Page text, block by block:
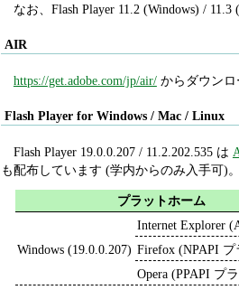
なお、Flash Player 11.2 (Windows) /
AIR
https://get.adobe.com/jp/air/からダウンロ
Flash Player for Windows / Mac / Linux
Flash Player 19.0.0.207 / 11.2.202.535 は
も配布しています (学内からのみ入手可)。
プラットホーム
Windows (19.0.0.207)
Internet Explorer
Firefox (NPAPI
Opera (PPAPI プ